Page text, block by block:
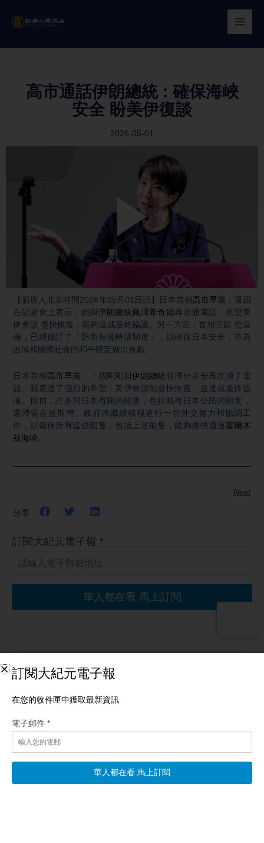
高市通話伊朗總統 : 確保海峽
安全 盼美伊復談
2026-05-01
Play
【新唐人北京時間2026年05月01日訊】日本首相高市早苗 ，週四
在記者會上表示，她與伊朗總統佩澤希奇揚再次通電話，希望美
伊會談 盡快恢復，能夠達成最終協議。另一方面，首相官邸 也宣
佈，已經修訂了「防衛裝備轉讓制度」，以確保日本安全，並為
區域和國際社會的和平穩定做出貢獻。
日本首相高市早苗 ：「我剛剛與伊朗總統特澤什基安再次通了電
話。我表達了強烈的希望，美伊會談能盡快恢復，並達成最終協
議。目前，許多與日本有關的船隻，包括載有日本公民的船隻，
還滯留在波斯灣。政府將繼續積極進行一切外交努力和協調工
作，以確保所有這些船隻，包括上述船隻，能夠盡快通過 霍爾木
茲海峽
Next
分享：
相關文章
【新聞直擊】戰局惡化 朝鮮導彈隊入俄 美鳥速通